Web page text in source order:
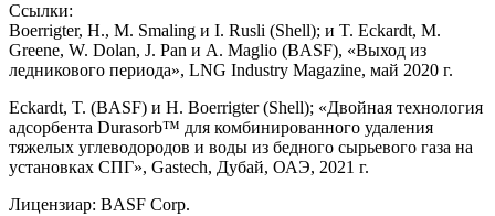
Ссылки:
Boerrigter, H., M. Smaling и I. Rusli (Shell); и T. Eckardt, M.
Greene, W. Dolan, J. Pan и A. Maglio (BASF), «Выход из
ледникового периода», LNG Industry Magazine, май 2020 г.
Eckardt, T. (BASF) и H. Boerrigter (Shell); «Двойная технология
адсорбента Durasorb™ для комбинированного удаления
тяжелых углеводородов и воды из бедного сырьевого газа на
установках СПГ», Gastech, Дубай, ОАЭ, 2021 г.
Лицензиар: BASF Corp.